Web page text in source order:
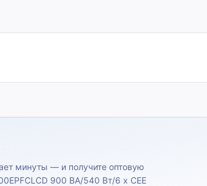
минуты — и получите оптовую
900 ВА/540 Вт/6 х CEE